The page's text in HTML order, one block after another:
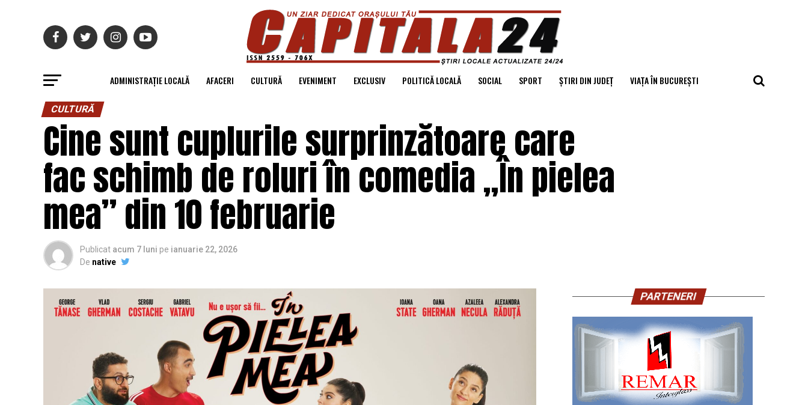
ADMINISTRAȚIE LOCALĂ AFACERI CULTURĂ EVENIMENT EXCLUSIV POLITICĂ LOCALĂ SOCIAL SPORT ȘTIRI DIN JUDEȚ VIAȚA ÎN BUCUREȘTI
CULTURĂ
Cine sunt cuplurile surprinzătoare care
fac schimb de roluri în comedia „În pielea
mea” din 10 februarie
Publicat acum 7 luni pe ianuarie 22, 2026
De native
PARTENERI